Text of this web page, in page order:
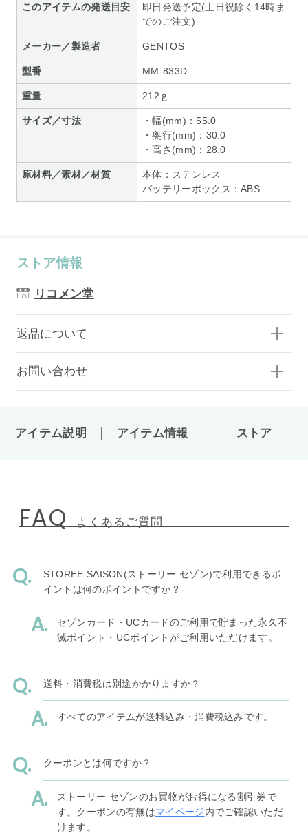
このアイテムの発送目安
即日発送予定(土日祝除く14時ま
でのご注文)
メーカー／製造者 GENTOS
型番 MM-833D
重量 212ｇ
サイズ／寸法
・幅(mm)：55.0
・奥行(mm)：30.0
・高さ(mm)：28.0
原材料／素材／材質
本体：ステンレス
バッテリーボックス：ABS
ストア情報
リコメン堂
返品について
お問い合わせ
アイテム説明 アイテム情報 ストア
FAQ よくあるご質問
STOREE SAISON(ストーリー セゾン)で利用できるポ
イントは何のポイントですか？
セゾンカード・UCカードのご利用で貯まった永久不
滅ポイント・UCポイントがご利用いただけます。
送料・消費税は別途かかりますか？
すべてのアイテムが送料込み・消費税込みです。
クーポンとは何ですか？
ストーリー セゾンのお買物がお得になる割引券で
す。クーポンの有無はマイページ内でご確認いただ
けます。